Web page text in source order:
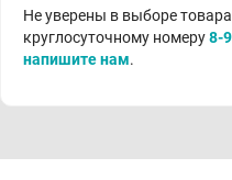
Не уверены в выборе
круглосуточному номеру8-
напишите нам.